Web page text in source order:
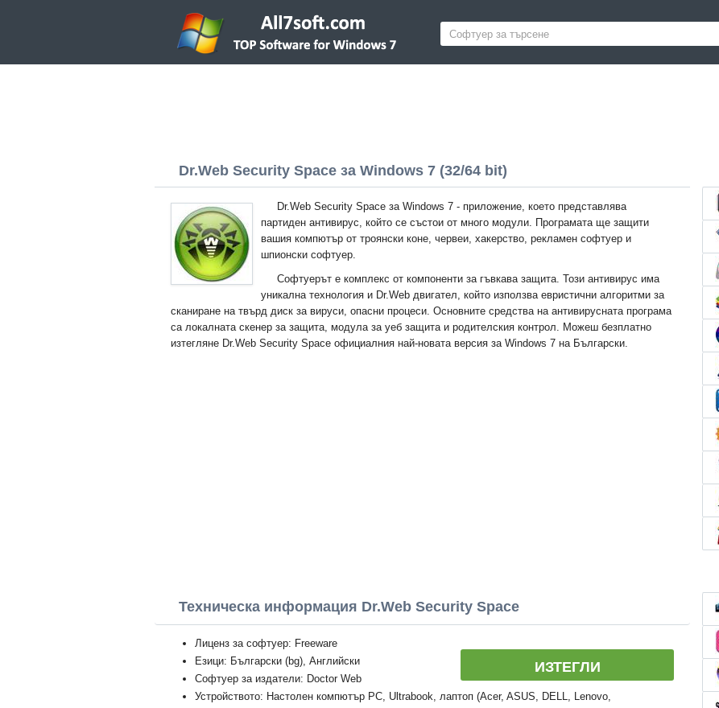
Dr.Web Security Space за Windows 7 (32/64 bit)
Dr.Web Security Space за Windows 7 - приложение, което представлява
партиден антивирус, който се състои от много модули. Програмата ще защити
вашия компютър от троянски коне, червеи, хакерство, рекламен софтуер и
шпионски софтуер.
Софтуерът е комплекс от компоненти за гъвкава защита. Този антивирус има
уникална технология и Dr.Web двигател, който използва евристични алгоритми за
сканиране на твърд диск за вируси, опасни процеси. Основните средства на антивирусната програма
са локалната скенер за защита, модула за уеб защита и родителския контрол. Можеш безплатно
изтегляне Dr.Web Security Space официалния най-новата версия за Windows 7 на Български.
Техническа информация Dr.Web Security Space
ИЗТЕГЛИ
Лиценз за софтуер: Freeware
Езици: Български (bg), Английски
Софтуер за издатели: Doctor Web
Устройството: Настолен компютър PC, Ultrabook, лаптоп (Acer, ASUS, DELL, Lenovo,